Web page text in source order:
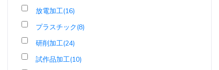
放電加工(16)
プラスチック(8)
研削加工(24)
試作品加工(10)